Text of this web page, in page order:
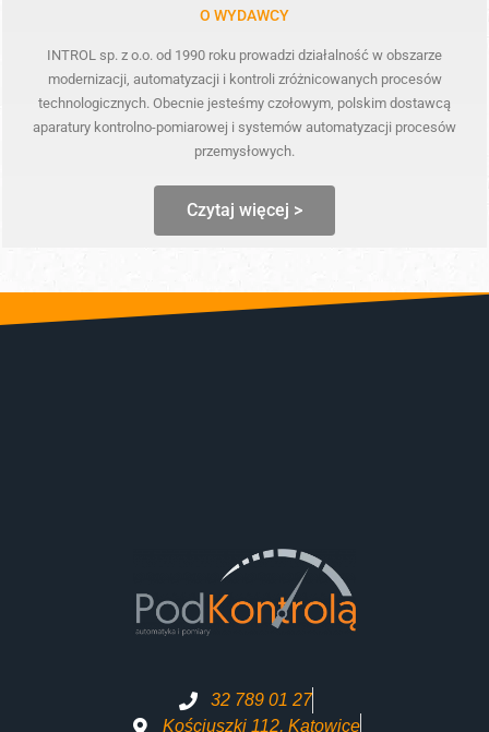
O WYDAWCY
INTROL sp. z o.o. od 1990 roku prowadzi działalność w obszarze
modernizacji, automatyzacji i kontroli zróżnicowanych procesów
technologicznych. Obecnie jesteśmy czołowym, polskim dostawcą
aparatury kontrolno-pomiarowej i systemów automatyzacji procesów
przemysłowych.
Czytaj więcej >
32 789 01 27
Kościuszki 112, Katowice